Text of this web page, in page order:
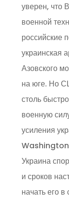
уверен, что
военной
российские
украинская
Азовского
на юге. Но
столь
военную
усиления
Washington
Украина
и сроков
начать его